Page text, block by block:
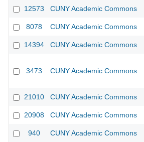
12573 CUNY Academic Commons
8078 CUNY Academic Commons
14394 CUNY Academic Commons
3473 CUNY Academic Commons
21010 CUNY Academic Commons
20908 CUNY Academic Commons
940 CUNY Academic Commons